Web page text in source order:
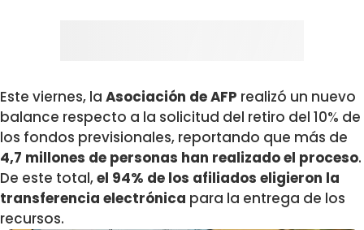
Este viernes, la Asociación de AFP realizó un nuevo
balance respecto a la solicitud del retiro del 10% de
los fondos previsionales, reportando que más de
4,7 millones de personas han realizado el proceso.
De este total,el 94% de los afiliados eligieron la
transferencia electrónica para la entrega de los
recursos.